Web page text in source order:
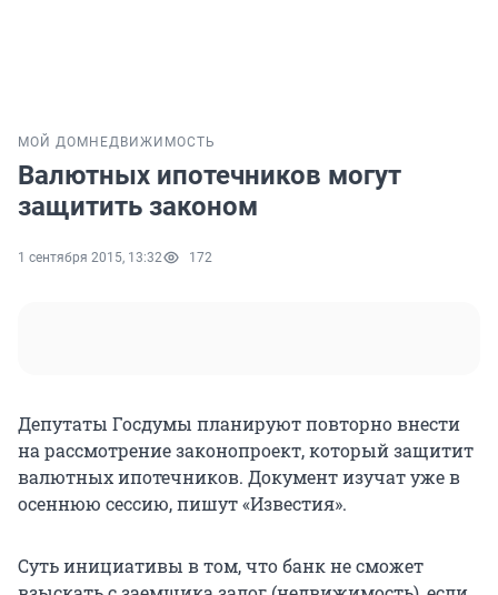
МОЙ ДОМ НЕДВИЖИМОСТЬ
Валютных ипотечников могут
защитить законом
1 сентября 2015, 13:32 172
Депутаты Госдумы планируют повторно внести
на рассмотрение законопроект, который защитит
валютных ипотечников. Документ изучат уже в
осеннюю сессию, пишут «Известия».
Суть инициативы в том, что банк не сможет